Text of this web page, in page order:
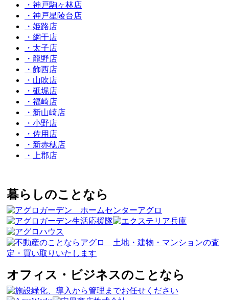
・神戸駒ヶ林店
・神戸星陵台店
・姫路店
・網干店
・太子店
・龍野店
・飾西店
・山吹店
・砥堀店
・福崎店
・新山崎店
・小野店
・佐用店
・新赤穂店
・上郡店
暮らしのことなら
オフィス・ビジネスのことなら